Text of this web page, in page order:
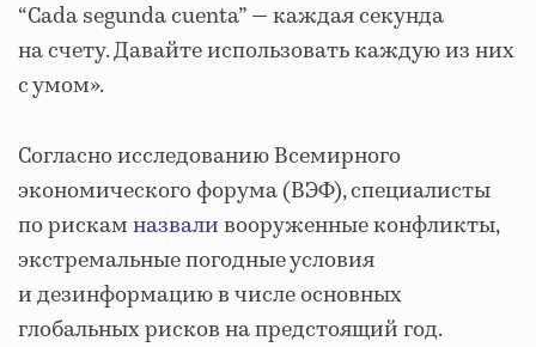
“Cada segunda cuenta” — каждая секунда
на счету. Давайте использовать каждую из них
с умом».
Согласно исследованию Всемирного
экономического форума (ВЭФ), специалисты
по рискамназваливооруженные конфликты,
экстремальные погодные условия
и дезинформацию в числе основных
глобальных рисков на предстоящий год.